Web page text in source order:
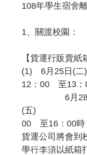
108年學生宿舍
1、關渡校園：
【貨運行販賣紙
(1) 6月25
12：00 至13：
6月28
(五
00 至16：00時
貨運公司將會到
學行李須以紙箱